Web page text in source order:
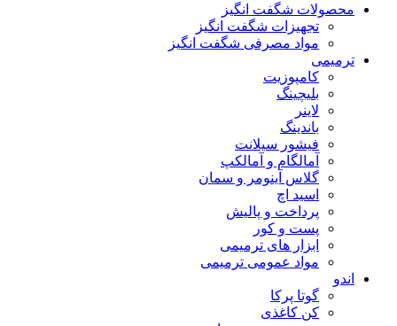
محصولات شگفت انگیز
تجهیزات شگفت انگیز
مواد مصرفی شگفت انگیز
ترمیمی
کامپوزیت
بلیچینگ
لاینر
باندینگ
فیشور سیلانت
آمالگام و آمالکپ
گلاس آینومر و سمان
اسید اچ
پرداخت و پالیش
پست و کور
ابزار های ترمیمی
مواد عمومی ترمیمی
اندو
گوتا پرکا
کن کاغذی